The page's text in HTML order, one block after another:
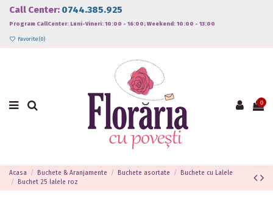
Call Center: 0744.385.925
Program CallCenter: Luni-Vineri: 10:00 - 16:00; Weekend: 10:00 - 13:00
Favorite (0)
0
Acasa Buchete & Aranjamente Buchete asortate
Buchete cu Lalele
Buchet 25 lalele roz